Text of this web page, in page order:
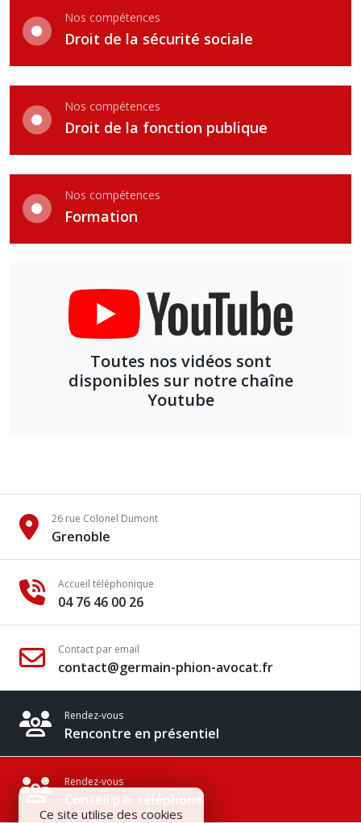
Nos compétences
Droit de la sécurité sociale
Nos compétences
Droit de la fonction publique
Nos compétences
Formation
Toutes nos vidéos sont
disponibles sur notre chaîne
Youtube
26 rue Colonel Dumont
Grenoble
Accueil téléphonique
04 76 46 00 26
Contact par email
contact@germain-phion-avocat.fr
Rendez-vous
Rencontre en présentiel
Rendez-vous
Conseil par téléphone
Ce site utilise des cookies